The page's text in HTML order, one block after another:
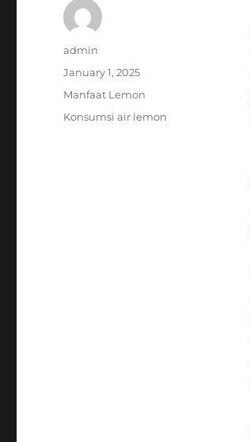
Author
admin
Posted
January 1, 2025
Categories
Manfaat Lemon
Tags
Konsumsi air lemon